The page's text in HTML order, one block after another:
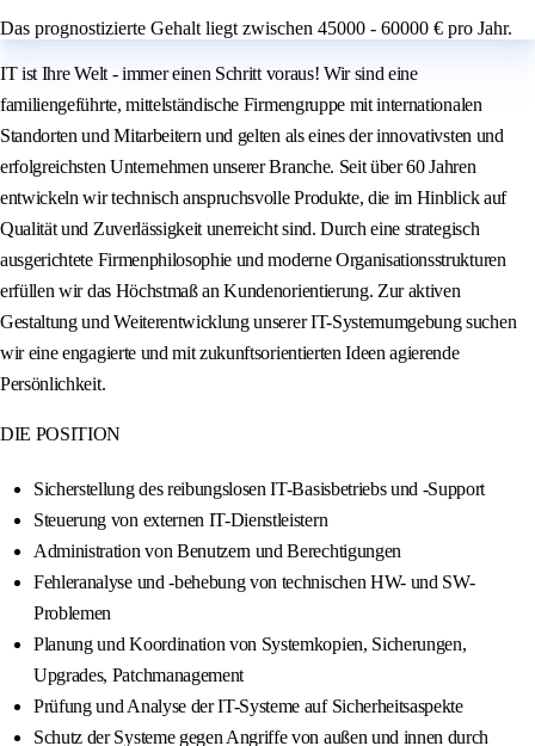
Das prognostizierte Gehalt liegt zwischen 45000 - 60000 € pro Jahr.
IT ist Ihre Welt - immer einen Schritt voraus! Wir sind eine
familiengeführte, mittelständische Firmengruppe mit internationalen
Standorten und Mitarbeitern und gelten als eines der innovativsten und
erfolgreichsten Unternehmen unserer Branche. Seit über 60 Jahren
entwickeln wir technisch anspruchsvolle Produkte, die im Hinblick auf
Qualität und Zuverlässigkeit unerreicht sind. Durch eine strategisch
ausgerichtete Firmenphilosophie und moderne Organisationsstrukturen
erfüllen wir das Höchstmaß an Kundenorientierung. Zur aktiven
Gestaltung und Weiterentwicklung unserer IT-Systemumgebung suchen
wir eine engagierte und mit zukunftsorientierten Ideen agierende
Persönlichkeit.
DIE POSITION
Sicherstellung des reibungslosen IT-Basisbetriebs und -Support
Steuerung von externen IT-Dienstleistern
Administration von Benutzern und Berechtigungen
Fehleranalyse und -behebung von technischen HW- und SW-
Problemen
Planung und Koordination von Systemkopien, Sicherungen,
Upgrades, Patchmanagement
Prüfung und Analyse der IT-Systeme auf Sicherheitsaspekte
Schutz der Systeme gegen Angriffe von außen und innen durch